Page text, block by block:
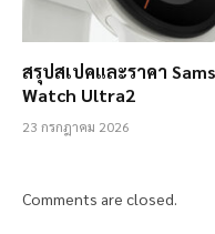
สรุปสเปคและราคา
Watch Ultra2
23 กรกฎาคม 2026
Comments are closed.